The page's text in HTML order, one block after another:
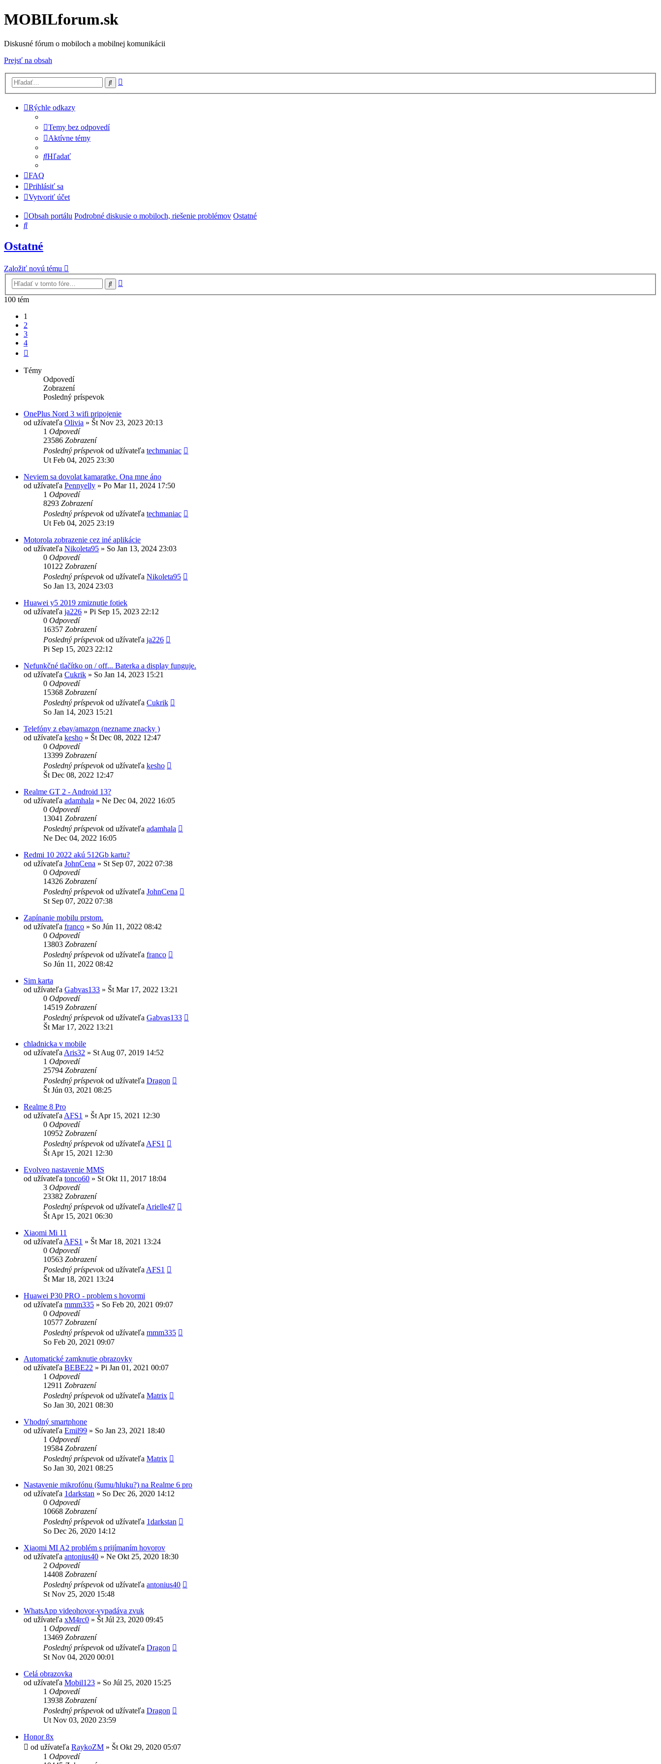
MOBILforum.sk
Diskusné fórum o mobiloch a mobilnej komunikácii
Prejsť na obsah
Hľadať
Rýchle odkazy
Temy bez odpovedí
Aktívne témy
Hľadať
FAQ
Prihlásiť sa
Vytvoriť účet
Obsah portálu Podrobné diskusie o mobiloch, riešenie problémov Ostatné
Hľadať
Ostatné
Založiť novú tému
Hľadať
100 tém
1
2
3
4
Témy
Odpovedí
Zobrazení
Posledný príspevok
OnePlus Nord 3 wifi pripojenie
od užívateľa Olivia » Št Nov 23, 2023 20:13
1 Odpovedí
23586 Zobrazení
Posledný príspevokod užívateľa techmaniac
Ut Feb 04, 2025 23:30
Neviem sa dovolat kamaratke. Ona mne áno
od užívateľa Pennyelly » Po Mar 11, 2024 17:50
1 Odpovedí
8293 Zobrazení
Posledný príspevokod užívateľa techmaniac
Ut Feb 04, 2025 23:19
Motorola zobrazenie cez iné aplikácie
od užívateľa Nikoleta95 » So Jan 13, 2024 23:03
0 Odpovedí
10122 Zobrazení
Posledný príspevokod užívateľa Nikoleta95
So Jan 13, 2024 23:03
Huawei y5 2019 zmiznutie fotiek
od užívateľa ja226 » Pi Sep 15, 2023 22:12
0 Odpovedí
16357 Zobrazení
Posledný príspevokod užívateľa ja226
Pi Sep 15, 2023 22:12
Nefunkčné tlačítko on / off... Baterka a display funguje.
od užívateľa Cukrik » So Jan 14, 2023 15:21
0 Odpovedí
15368 Zobrazení
Posledný príspevokod užívateľa Cukrik
So Jan 14, 2023 15:21
Telefóny z ebay/amazon (nezname znacky )
od užívateľa kesho » Št Dec 08, 2022 12:47
0 Odpovedí
13399 Zobrazení
Posledný príspevokod užívateľa kesho
Št Dec 08, 2022 12:47
Realme GT 2 - Android 13?
od užívateľa adamhala » Ne Dec 04, 2022 16:05
0 Odpovedí
13041 Zobrazení
Posledný príspevokod užívateľa adamhala
Ne Dec 04, 2022 16:05
Redmi 10 2022 akú 512Gb kartu?
od užívateľa JohnCena » St Sep 07, 2022 07:38
0 Odpovedí
14326 Zobrazení
Posledný príspevokod užívateľa JohnCena
St Sep 07, 2022 07:38
Zapínanie mobilu prstom.
od užívateľa franco » So Jún 11, 2022 08:42
0 Odpovedí
13803 Zobrazení
Posledný príspevokod užívateľa franco
So Jún 11, 2022 08:42
Sim karta
od užívateľa Gabvas133 » Št Mar 17, 2022 13:21
0 Odpovedí
14519 Zobrazení
Posledný príspevokod užívateľa Gabvas133
Št Mar 17, 2022 13:21
chladnicka v mobile
od užívateľa Aris32 » St Aug 07, 2019 14:52
1 Odpovedí
25794 Zobrazení
Posledný príspevokod užívateľa Dragon
Št Jún 03, 2021 08:25
Realme 8 Pro
od užívateľa AFS1 » Št Apr 15, 2021 12:30
0 Odpovedí
10952 Zobrazení
Posledný príspevokod užívateľa AFS1
Št Apr 15, 2021 12:30
Evolveo nastavenie MMS
od užívateľa tonco60 » St Okt 11, 2017 18:04
3 Odpovedí
23382 Zobrazení
Posledný príspevokod užívateľa Arielle47
Št Apr 15, 2021 06:30
Xiaomi Mi 11
od užívateľa AFS1 » Št Mar 18, 2021 13:24
0 Odpovedí
10563 Zobrazení
Posledný príspevokod užívateľa AFS1
Št Mar 18, 2021 13:24
Huawei P30 PRO - problem s hovormi
od užívateľa mmm335 » So Feb 20, 2021 09:07
0 Odpovedí
10577 Zobrazení
Posledný príspevokod užívateľa mmm335
So Feb 20, 2021 09:07
Automatické zamknutie obrazovky
od užívateľa BEBE22 » Pi Jan 01, 2021 00:07
1 Odpovedí
12911 Zobrazení
Posledný príspevokod užívateľa Matrix
So Jan 30, 2021 08:30
Vhodný smartphone
od užívateľa Emil99 » So Jan 23, 2021 18:40
1 Odpovedí
19584 Zobrazení
Posledný príspevokod užívateľa Matrix
So Jan 30, 2021 08:25
Nastavenie mikrofónu (šumu/hluku?) na Realme 6 pro
od užívateľa 1darkstan » So Dec 26, 2020 14:12
0 Odpovedí
10668 Zobrazení
Posledný príspevokod užívateľa 1darkstan
So Dec 26, 2020 14:12
Xiaomi MI A2 problém s prijímaním hovorov
od užívateľa antonius40 » Ne Okt 25, 2020 18:30
2 Odpovedí
14408 Zobrazení
Posledný príspevokod užívateľa antonius40
St Nov 25, 2020 15:48
WhatsApp videohovor-vypadáva zvuk
od užívateľa xM4rc0 » Št Júl 23, 2020 09:45
1 Odpovedí
13469 Zobrazení
Posledný príspevokod užívateľa Dragon
St Nov 04, 2020 00:01
Celá obrazovka
od užívateľa Mobil123 » So Júl 25, 2020 15:25
1 Odpovedí
13938 Zobrazení
Posledný príspevokod užívateľa Dragon
Ut Nov 03, 2020 23:59
Honor 8x
od užívateľa RaykoZM » Št Okt 29, 2020 05:07
1 Odpovedí